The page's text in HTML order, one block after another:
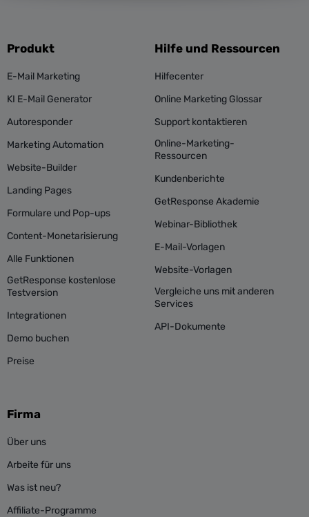
Produkt
E-Mail Marketing
KI E-Mail Generator
Autoresponder
Marketing Automation
Website-Builder
Landing Pages
Formulare und Pop-ups
Content-Monetarisierung
Alle Funktionen
GetResponse kostenlose
Testversion
Integrationen
Demo buchen
Preise
Hilfe und Ressourcen
Hilfecenter
Online Marketing Glossar
Support kontaktieren
Online-Marketing-
Ressourcen
Kundenberichte
GetResponse Akademie
Webinar-Bibliothek
E-Mail-Vorlagen
Website-Vorlagen
Vergleiche uns mit anderen
Services
API-Dokumente
Firma
Über uns
Arbeite für uns
Was ist neu?
Affiliate-Programme